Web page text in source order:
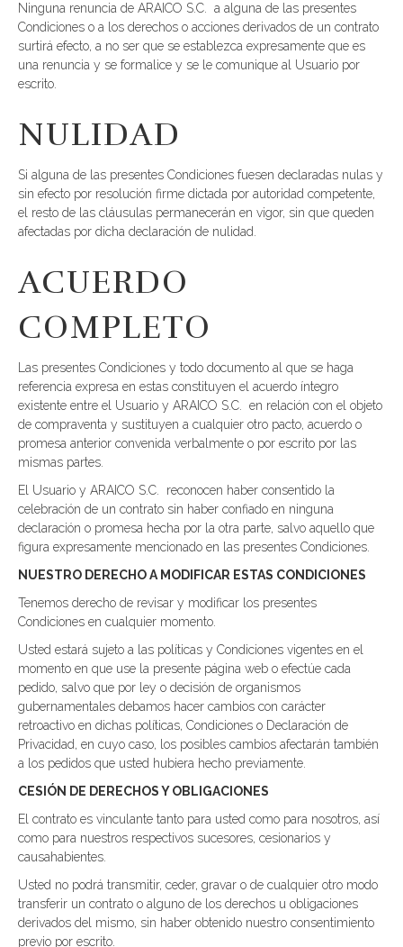
Ninguna renuncia de ARAICO S.C. a alguna de las presentes
Condiciones o a los derechos o acciones derivados de un contrato
surtirá efecto, a no ser que se establezca expresamente que es
una renuncia y se formalice y se le comunique al Usuario por
escrito.
NULIDAD
Si alguna de las presentes Condiciones fuesen declaradas nulas y
sin efecto por resolución firme dictada por autoridad competente,
el resto de las cláusulas permanecerán en vigor, sin que queden
afectadas por dicha declaración de nulidad.
ACUERDO
COMPLETO
Las presentes Condiciones y todo documento al que se haga
referencia expresa en estas constituyen el acuerdo íntegro
existente entre el Usuario y ARAICO S.C. en relación con el objeto
de compraventa y sustituyen a cualquier otro pacto, acuerdo o
promesa anterior convenida verbalmente o por escrito por las
mismas partes.
El Usuario y ARAICO S.C. reconocen haber consentido la
celebración de un contrato sin haber confiado en ninguna
declaración o promesa hecha por la otra parte, salvo aquello que
figura expresamente mencionado en las presentes Condiciones.
NUESTRO DERECHO A MODIFICAR ESTAS CONDICIONES
Tenemos derecho de revisar y modificar los presentes
Condiciones en cualquier momento.
Usted estará sujeto a las políticas y Condiciones vigentes en el
momento en que use la presente página web o efectúe cada
pedido, salvo que por ley o decisión de organismos
gubernamentales debamos hacer cambios con carácter
retroactivo en dichas políticas, Condiciones o Declaración de
Privacidad, en cuyo caso, los posibles cambios afectarán también
a los pedidos que usted hubiera hecho previamente.
CESIÓN DE DERECHOS Y OBLIGACIONES
El contrato es vinculante tanto para usted como para nosotros, así
como para nuestros respectivos sucesores, cesionarios y
causahabientes.
Usted no podrá transmitir, ceder, gravar o de cualquier otro modo
transferir un contrato o alguno de los derechos u obligaciones
derivados del mismo, sin haber obtenido nuestro consentimiento
previo por escrito.